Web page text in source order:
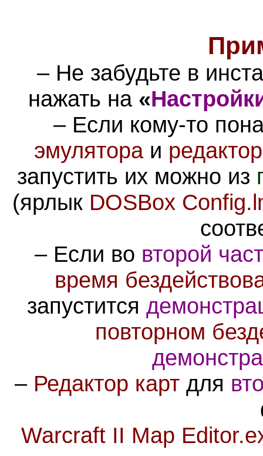
– Не забудьте в
нажать на «
– Если кому-то
эмулятораи
запустить их можно из
(ярлык DOSBox
– Если во второй
время
запустится
повторном
– Редактор картдля
Warcraft II Map